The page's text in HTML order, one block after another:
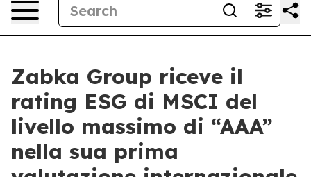
Zabka Group riceve il
rating ESG di MSCI del
livello massimo di “AAA”
nella sua prima